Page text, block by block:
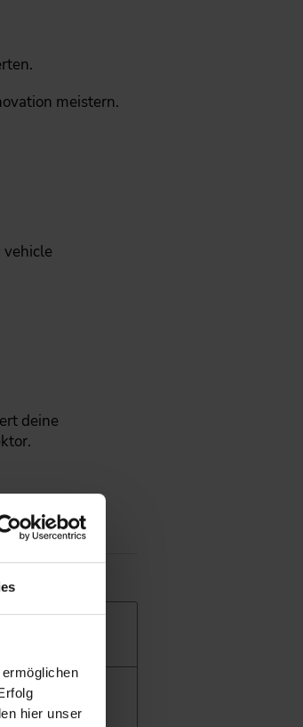
hier unser
meistern.
deine